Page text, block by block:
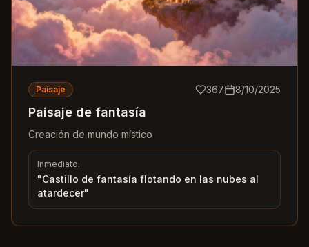
Paisaje 367 8/10/2025
Paisaje de fantasía
Creación de mundo místico
Inmediato:
"Castillo de fantasía flotando en las nubes al
atardecer"